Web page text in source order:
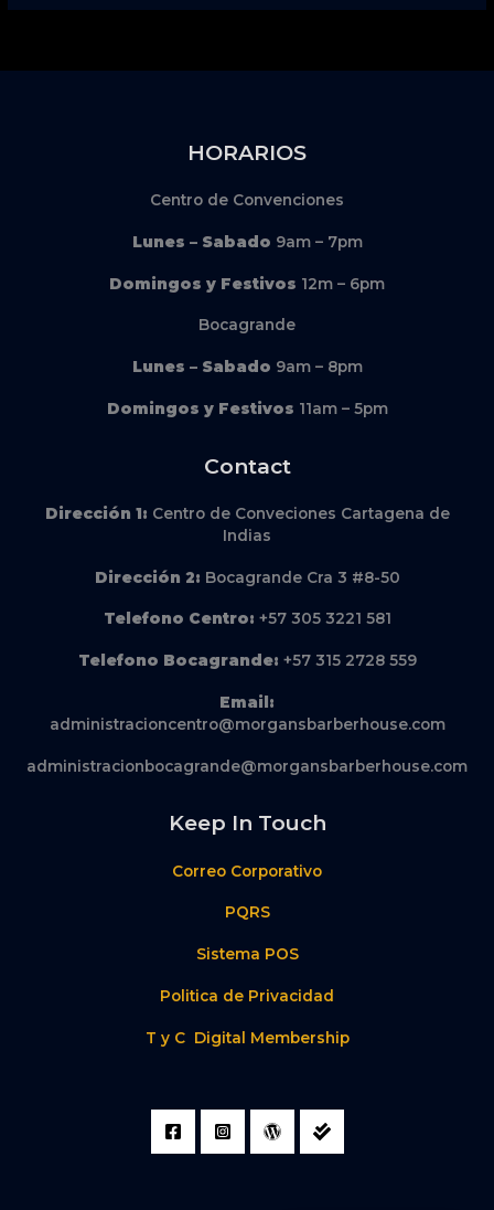
HORARIOS
Centro de Convenciones
Lunes – Sabado 9am – 7pm
Domingos y Festivos 12m – 6pm
Bocagrande
Lunes – Sabado 9am – 8pm
Domingos y Festivos 11am – 5pm
Contact
Dirección 1: Centro de Conveciones Cartagena de
Indias
Dirección 2: Bocagrande Cra 3 #8-50
Telefono Centro: +57 305 3221 581
Telefono Bocagrande: +57 315 2728 559
Email:
administracioncentro@morgansbarberhouse.com
administracionbocagrande@morgansbarberhouse.com
Keep In Touch
Correo Corporativo
PQRS
Sistema POS
Politica de Privacidad
T y C Digital Membership